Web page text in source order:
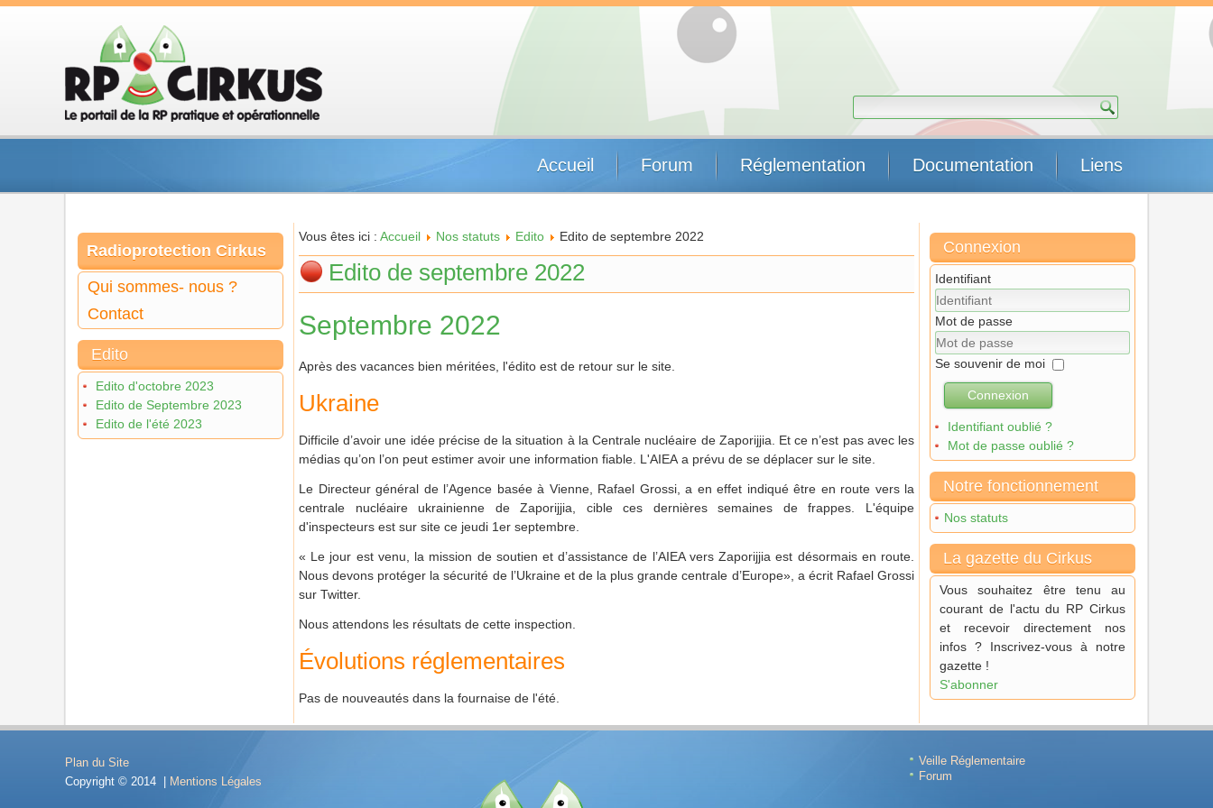
Accueil Forum Réglementation Documentation Liens
Radioprotection Cirkus
Qui sommes- nous ?
Contact
Edito
Edito d'octobre 2023
Edito de Septembre 2023
Edito de l'été 2023
Vous êtes ici : Accueil Nos statuts Edito Edito de septembre 2022
Edito de septembre 2022
Septembre 2022
Après des vacances bien méritées, l'édito est de retour sur le site.
Ukraine
Difficile d’avoir une idée précise de la situation à la Centrale nucléaire de Zaporijjia. Et ce n’est pas avec les
médias qu’on l’on peut estimer avoir une information fiable. L'AIEA a prévu de se déplacer sur le site.
Le Directeur général de l’Agence basée à Vienne, Rafael Grossi, a en effet indiqué être en route vers la
centrale nucléaire ukrainienne de Zaporijjia, cible ces dernières semaines de frappes. L'équipe
d'inspecteurs est sur site ce jeudi 1er septembre.
« Le jour est venu, la mission de soutien et d’assistance de l’AIEA vers Zaporijjia est désormais en route.
Nous devons protéger la sécurité de l’Ukraine et de la plus grande centrale d’Europe», a écrit Rafael Grossi
sur Twitter.
Nous attendons les résultats de cette inspection.
Évolutions réglementaires
Pas de nouveautés dans la fournaise de l'été.
Connexion
Identifiant
Mot de passe
Se souvenir de moi
Connexion
Identifiant oublié ?
Mot de passe oublié ?
Notre fonctionnement
Nos statuts
La gazette du Cirkus
Vous souhaitez être tenu au
courant de l'actu du RP Cirkus
et recevoir directement nos
infos ? Inscrivez-vous à notre
gazette !
S'abonner
Plan du Site
Copyright © 2014 |
Mentions Légales
Veille Réglementaire
Forum